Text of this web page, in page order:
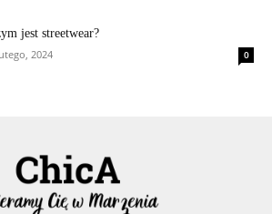
jest streetwear?
2024
0